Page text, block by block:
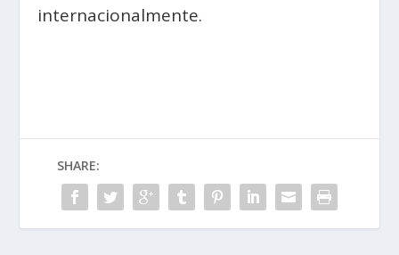
internacionalmente.
SHARE: